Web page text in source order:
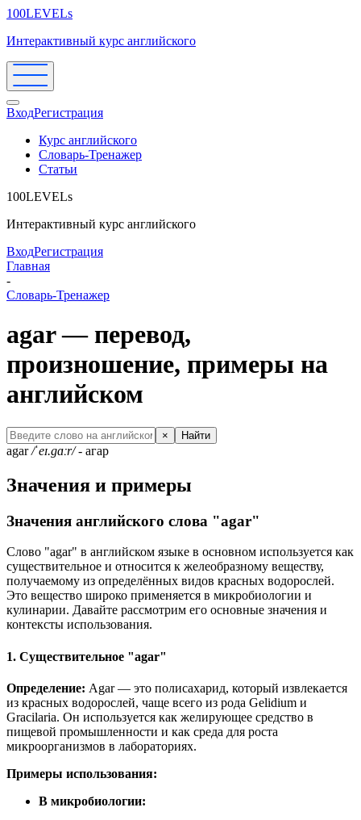
100LEVELs
Интерактивный курс английского
ВходРегистрация
Курс английского
Словарь-Тренажер
Статьи
100LEVELs
Интерактивный курс английского
ВходРегистрация
Главная
-
Словарь-Тренажер
agar — перевод,
произношение, примеры на
английском
× Найти
agar /ˈeɪ.gɑːr/- агар
Значения и примеры
Значения английского слова "agar"
Слово "agar" в английском языке в основном используется как
существительное и относится к желеобразному веществу,
получаемому из определённых видов красных водорослей.
Это вещество широко применяется в микробиологии и
кулинарии. Давайте рассмотрим его основные значения и
контексты использования.
1. Существительное "agar"
Определение: Agar — это полисахарид, который извлекается
из красных водорослей, чаще всего из рода Gelidium и
Gracilaria. Он используется как желирующее средство в
пищевой промышленности и как среда для роста
микроорганизмов в лабораториях.
Примеры использования:
В микробиологии: